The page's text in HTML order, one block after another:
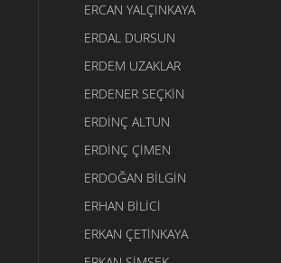
ERCAN YALÇINKAYA
ERDAL DURSUN
ERDEM UZAKLAR
ERDENER SEÇKIN
ERDINÇ ALTUN
ERDINÇ ÇIMEN
ERDOĞAN BILGIN
ERHAN BILICI
ERKAN ÇETINKAYA